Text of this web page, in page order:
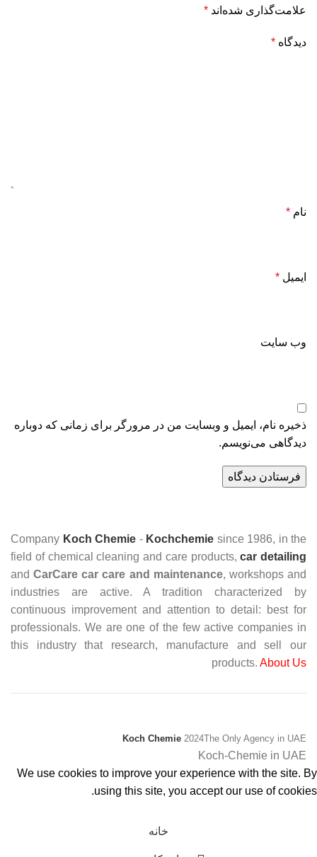
علامت‌گذاری شده‌اند *
دیدگاه *
نام *
ایمیل *
وب‌ سایت
ذخیره نام، ایمیل و وبسایت من در مرورگر برای زمانی که دوباره
دیدگاهی می‌نویسم.
Company Koch Chemie - Kochchemie since 1986, in the
field of chemical cleaning and care products,car detailing
andCarCare car care and maintenance, workshops and
industries are active. A tradition characterized by
continuous improvement and attention to detail: best for
professionals. We are one of the few active companies in
this industry that research, manufacture and sell our
products. About Us
Koch Chemie 2024The Only Agency in UAE
Koch-Chemie in UAE
We use cookies to improve your experience with the site. By
using this site, you accept our use of cookies.
خانه